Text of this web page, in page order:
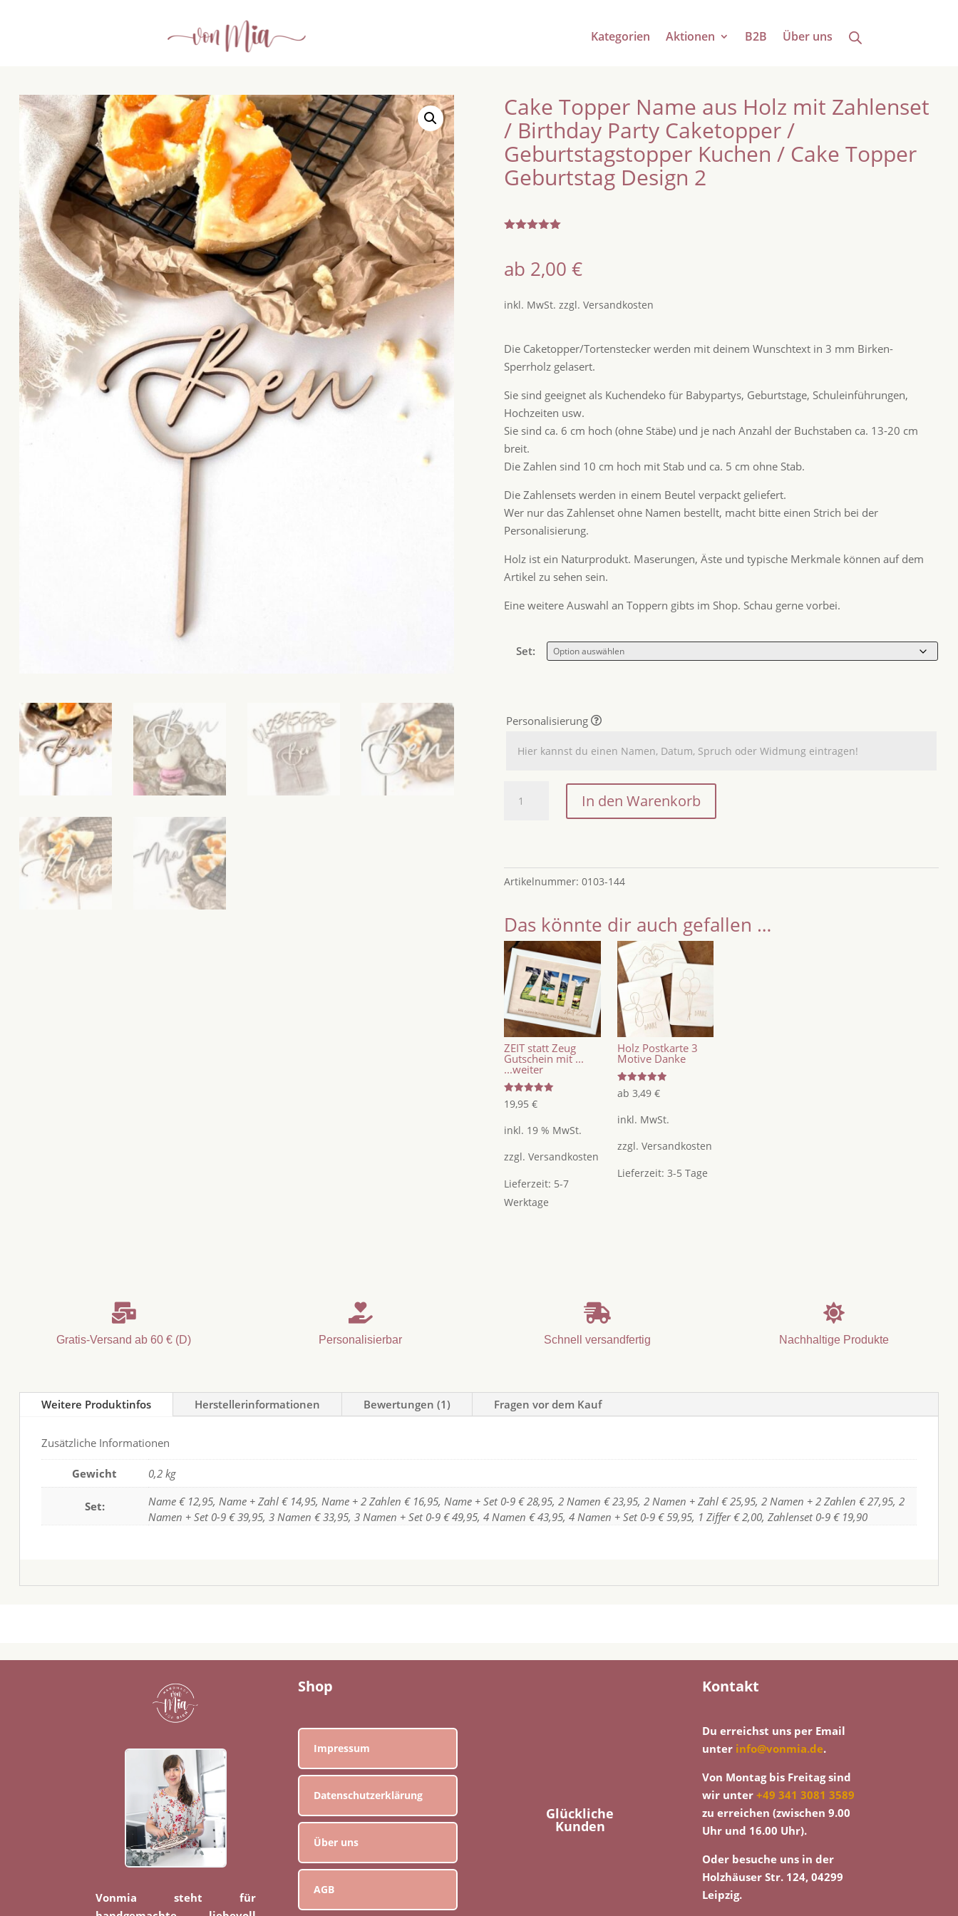
Kategorien Aktionen B2B Über uns
Cake Topper Name aus Holz mit Zahlenset
/ Birthday Party Caketopper /
Geburtstagstopper Kuchen / Cake Topper
Geburtstag Design 2
von 5,
basierend
ertung
ab 2,00€
inkl. MwSt. zzgl.Versandkosten
Die Caketopper/Tortenstecker werden mit deinem Wunschtext in 3 mm Birken-
Sperrholz gelasert.
Sie sind geeignet als Kuchendeko für Babypartys, Geburtstage, Schuleinführungen,
Hochzeiten usw.
Sie sind ca. 6 cm hoch (ohne Stäbe) und je nach Anzahl der Buchstaben ca. 13-20 cm
breit.
Die Zahlen sind 10 cm hoch mit Stab und ca. 5 cm ohne Stab.
Die Zahlensets werden in einem Beutel verpackt geliefert.
Wer nur das Zahlenset ohne Namen bestellt, macht bitte einen Strich bei der
Personalisierung.
Holz ist ein Naturprodukt. Maserungen, Äste und typische Merkmale können auf dem
Artikel zu sehen sein.
Eine weitere Auswahl an Toppern gibts im Shop. Schau gerne vorbei.
Set:
Personalisierung
Topper
mit
Birthday
Party
Caketopper
/
Geburtstagstopper
Kuchen
/
Cake
Topper
Geburtstag
Design
2
In den Warenkorb
Artikelnummer:0103-144
Das könnte dir auch gefallen …
ZEIT statt Zeug
Gutschein mit ...
...weiter
Bewertet
mit
von 5
19,95€
inkl. 19 % MwSt.
zzgl.Versandkosten
Lieferzeit: 5-7
Werktage
Holz Postkarte 3
Motive Danke
Bewertet
mit
von 5
ab 3,49 €
inkl. MwSt.
zzgl. Versandkosten
Lieferzeit: 3-5 Tage

Gratis-Versand ab 60 € (D)

Personalisierbar

Schnell versandfertig

Nachhaltige Produkte
Weitere Produktinfos Herstellerinformationen Bewertungen (1) Fragen vor dem Kauf
Zusätzliche Informationen
Gewicht 0,2 kg
Set:
Name € 12,95, Name + Zahl € 14,95, Name + 2 Zahlen € 16,95, Name + Set 0-9 € 28,95, 2 Namen € 23,95, 2 Namen + Zahl € 25,95, 2 Namen + 2 Zahlen € 27,95, 2
Namen + Set 0-9 € 39,95, 3 Namen € 33,95, 3 Namen + Set 0-9 € 49,95, 4 Namen € 43,95, 4 Namen + Set 0-9 € 59,95, 1 Ziffer € 2,00, Zahlenset 0-9 € 19,90
Vonmia steht für
Shop
Impressum
Datenschutzerklärung
Über uns
AGB
Glückliche
Kunden
Kontakt
Du erreichst uns per Email
unter info@vonmia.de.
Von Montag bis Freitag sind
wir unter+49 341 3081 3589
zu erreichen (zwischen 9.00
Uhr und 16.00 Uhr).
Oder besuche uns in der
Holzhäuser Str. 124, 04299
Leipzig.